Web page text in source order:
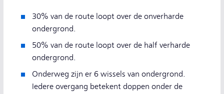
30% van de route loopt over de onverharde
ondergrond.
50% van de route loopt over de half verharde
ondergrond.
Onderweg zijn er 6 wissels van ondergrond.
Iedere overgang betekent doppen onder de